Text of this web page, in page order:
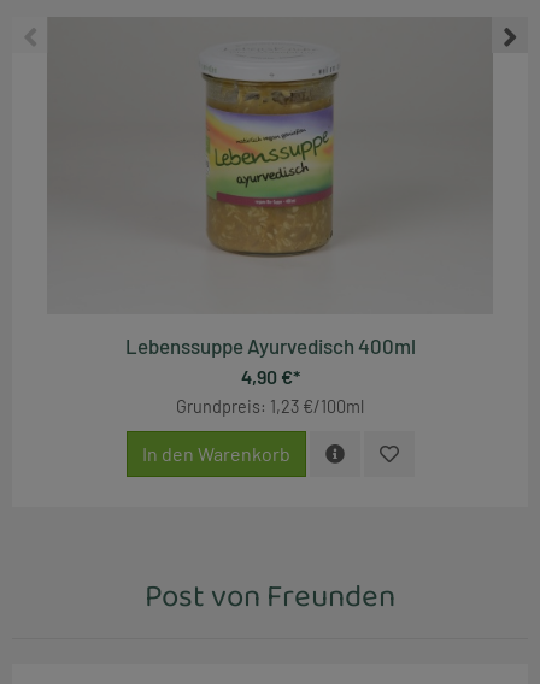
Lebenssuppe Ayurvedisch 400ml
4,90 €*
Grundpreis: 1,23 €/100ml
In den Warenkorb
Post von Freunden